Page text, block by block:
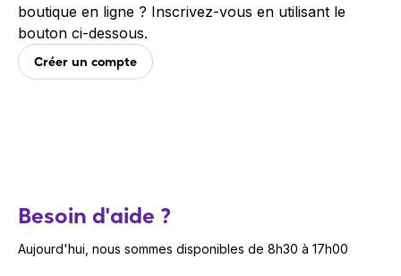
boutique en ligne ? Inscrivez-vous en utilisant le
bouton ci-dessous.
Créer un compte
Besoin d'aide ?
Aujourd'hui, nous sommes disponibles de 8h30 à 17h00